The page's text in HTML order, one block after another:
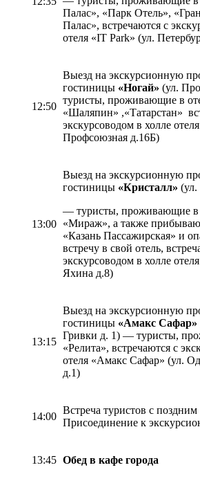
Палас», «Парк Отель»,
Палас», встречаются с
отеля «IT Park» (ул.
12:50
Выезд на экскурсионную
гостиницы «Ногай» (ул.
туристы, проживающие в
«Шаляпин» ,«Татарстан»
экскурсоводом в холле
Профсоюзная д.16Б)
13:00
Выезд на экскурсионную
гостиницы «Кристалл»
— туристы, проживающие в
«Мираж», а также
«Казань Пассажирская» и
встречу в свой отель,
экскурсоводом в холле
Яхина д.8)
13:15
Выезд на экскурсионную
гостиницы «Амакс Сафар»
Гривки д. 1) — туристы,
«Релита», встречаются с
отеля «Амакс Сафар» (ул.
д.1)
14:00
Встреча туристов с
Присоединение к
13:45 Обед в кафе города